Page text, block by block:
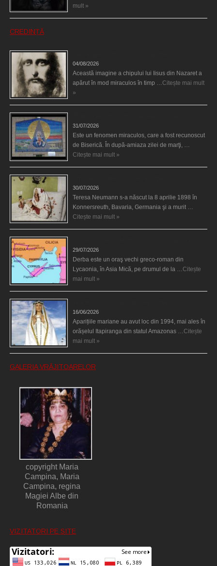
mult »
CREDINȚĂ
04/08/2026
Această imagine a chipului lui Iisus din Nazaret a
apărut în mod miraculos în timp …Citește mai mult
»
31/07/2026
Este un fenomen miraculos, care a fost recunoscut
de Biserică. În după-amiaza zilei de marţi, …
Citește mai mult »
30/07/2026
Teresa Neumann s-a născut la 8 aprilie 1898 în
Konnersreuth, Bavaria, Germania şi a murit …
Citește mai mult »
29/07/2026
Derba este un oraş vechi greco-roman din
Lycaonia, în Asia Mică, pe drumul de la …Citește
mai mult »
16/06/2026
Aparițiile mariane au avut loc din 1994, mai ales în
orășelul Itapiranga din statul Amazonas …Citește
mai mult »
GALERIA VRĂJITOARELOR
copyright Maria
Campina, Maria
Campina, regina
Magiei Albe din
Romania
VIZITATORI PE SITE